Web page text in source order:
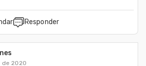
Responder
de 2020